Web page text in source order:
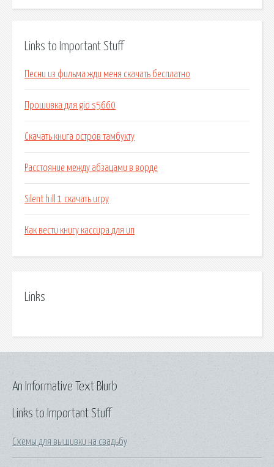
Links to Important Stuff
Песни из фильма жди меня скачать бесплатно
Прошивка для gio s5660
Скачать книга остров тамбукту
Расстояние между абзацами в ворде
Silent hill 1 скачать игру
Как вести книгу кассира для ип
Links
Links to Important Stuff
Схемы для вышивки на свадьбу
An Informative Text Blurb